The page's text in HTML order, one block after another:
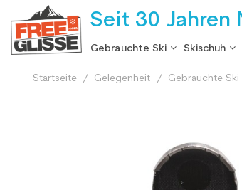
Seit 30 Jahren
Gebrauchte Ski Skischuh
Startseite Gelegenheit Gebrauchte Ski